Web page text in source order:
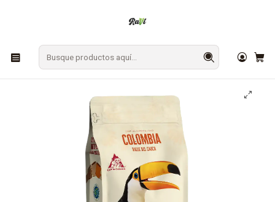
Café de Especialidad en Grano Colombia 1 Kg 100% Arábico